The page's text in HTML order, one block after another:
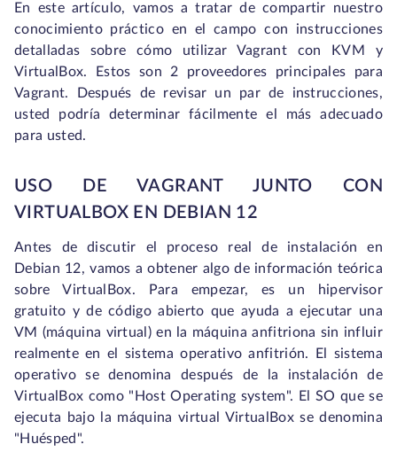
En este artículo, vamos a tratar de compartir nuestro
conocimiento práctico en el campo con instrucciones
detalladas sobre cómo utilizar Vagrant con KVM y
VirtualBox. Estos son 2 proveedores principales para
Vagrant. Después de revisar un par de instrucciones,
usted podría determinar fácilmente el más adecuado
para usted.
USO DE VAGRANT JUNTO CON
VIRTUALBOX EN DEBIAN 12
Antes de discutir el proceso real de instalación en
Debian 12, vamos a obtener algo de información teórica
sobre VirtualBox. Para empezar, es un hipervisor
gratuito y de código abierto que ayuda a ejecutar una
VM (máquina virtual) en la máquina anfitriona sin influir
realmente en el sistema operativo anfitrión. El sistema
operativo se denomina después de la instalación de
VirtualBox como "Host Operating system". El SO que se
ejecuta bajo la máquina virtual VirtualBox se denomina
"Huésped".